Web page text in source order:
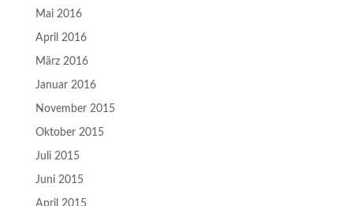
Mai 2016
April 2016
März 2016
Januar 2016
November 2015
Oktober 2015
Juli 2015
Juni 2015
April 2015